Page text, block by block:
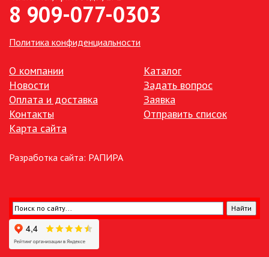
ТОЧЕЧНЫЕ СВЕТИЛЬНИКИ
УЛИЧНОЕ ОСВЕЩЕНИЕ НА
УЛИЧНЫЕ СВЕТИЛЬНИКИ
ФОНТАНЫ
ЭЛЕКТРОЗВОНКИ И АКСЕССУАРЫ
ЭЛЕМЕНТЫ ПИТАНИЯ
8 909-077-0303
Политика конфиденциальности
О компании
Новости
Оплата и доставка
Контакты
Карта сайта
Каталог
Задать вопрос
Заявка
Отправить список
Разработка сайта: РАПИРА